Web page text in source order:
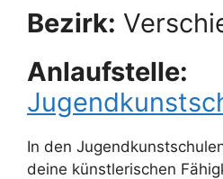
Bezirk:
Anlaufstelle:
In den
deine künstlerischen